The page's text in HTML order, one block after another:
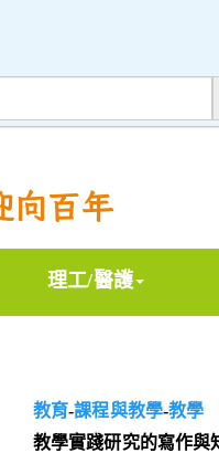
向百年
理工/醫護
教育-課程與教學-教學
教學實踐研究的寫作與